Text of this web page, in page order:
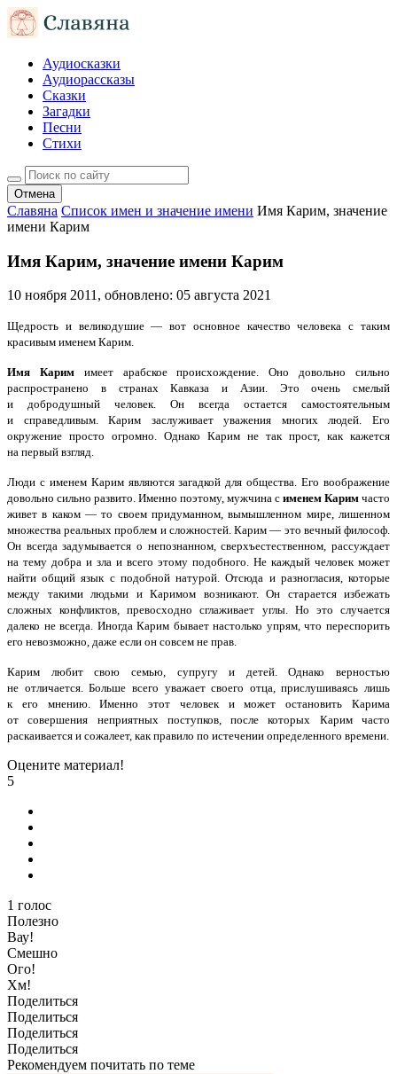
Аудиосказки
Аудиорассказы
Сказки
Загадки
Песни
Стихи
Отмена
Славяна Список имен и значение имени Имя Карим, значение
имени Карим
Имя Карим, значение имени Карим
10 ноября 2011, обновлено: 05 августа 2021
Щедрость и великодушие — вот основное качество человека с таким
красивым именем Карим.
Имя Каримимеет арабское происхождение. Оно довольно сильно
распространено в странах Кавказа и Азии. Это очень смелый
и добродушный человек. Он всегда остается самостоятельным
и справедливым. Карим заслуживает уважения многих людей. Его
окружение просто огромно. Однако Карим не так прост, как кажется
на первый взгляд.
Люди с именем Карим являются загадкой для общества. Его воображение
довольно сильно развито. Именно поэтому, мужчина с именем Карим часто
живет в каком — то своем придуманном, вымышленном мире, лишенном
множества реальных проблем и сложностей. Карим — это вечный философ.
Он всегда задумывается о непознанном, сверхъестественном, рассуждает
на тему добра и зла и всего этому подобного. Не каждый человек может
найти общий язык с подобной натурой. Отсюда и разногласия, которые
между такими людьми и Каримом возникают. Он старается избежать
сложных конфликтов, превосходно сглаживает углы. Но это случается
далеко не всегда. Иногда Карим бывает настолько упрям, что переспорить
его невозможно, даже если он совсем не прав.
Карим любит свою семью, супругу и детей. Однако верностью
не отличается. Больше всего уважает своего отца, прислушиваясь лишь
к его мнению. Именно этот человек и может остановить Карима
от совершения неприятных поступков, после которых Карим часто
раскаивается и сожалеет, как правило по истечении определенного времени.
Оцените материал!
5
1 голос
Полезно
Вау!
Смешно
Ого!
Хм!
Поделиться
Поделиться
Поделиться
Поделиться
Рекомендуем почитать по теме